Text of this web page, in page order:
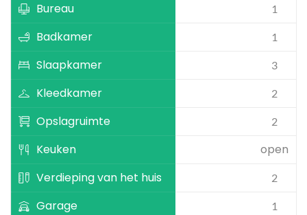
Bureau 1
Badkamer 1
Slaapkamer 3
Kleedkamer 2
Opslagruimte 2
Keuken
open
Verdieping van het huis
2
Garage 1